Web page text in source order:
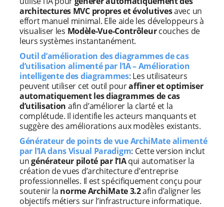
architectures MVC propres et évolutivesavec un
effort manuel minimal. Elle aide les développeurs à
visualiser les Modèle-Vue-Contrôleur couches de
leurs systèmes instantanément.
Outil d’amélioration des diagrammes de cas
d’utilisation alimenté par l’IA – Amélioration
intelligente des diagrammes: Les utilisateurs
peuvent utiliser cet outil pouraffiner et optimiser
automatiquement les diagrammes de cas
d’utilisation afin d’améliorer la clarté et la
complétude. Il identifie les acteurs manquants et
suggère des améliorations aux modèles existants.
Générateur de points de vue ArchiMate alimenté
par l’IA dans Visual Paradigm: Cette version inclut
ungénérateur piloté par l’IA qui automatiser la
création de vues d’architecture d’entreprise
professionnelles. Il est spécifiquement conçu pour
soutenir la norme ArchiMate 3.2afin d’aligner les
objectifs métiers sur l’infrastructure informatique.